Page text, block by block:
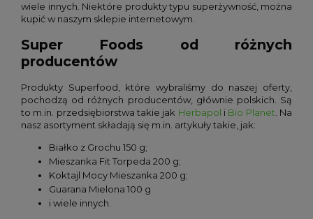
wiele innych. Niektóre produkty typu superżywność, można
kupić w naszym sklepie internetowym.
Super Foods od różnych
producentów
Produkty Superfood, które wybraliśmy do naszej oferty,
pochodzą od różnych producentów, głównie polskich. Są
to m.in. przedsiębiorstwa takie jak Herbapol i Bio Planet. Na
nasz asortyment składają się m.in. artykuły takie, jak:
Białko z Grochu 150 g;
Mieszanka Fit Torpeda 200 g;
Koktajl Mocy Mieszanka 200 g;
Guarana Mielona 100 g
i wiele innych.